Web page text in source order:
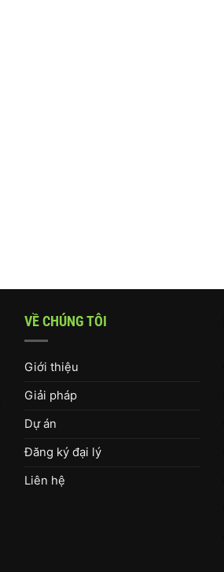
VỀ CHÚNG TÔI
Giới thiệu
Giải pháp
Dự án
Đăng ký đại lý
Liên hệ